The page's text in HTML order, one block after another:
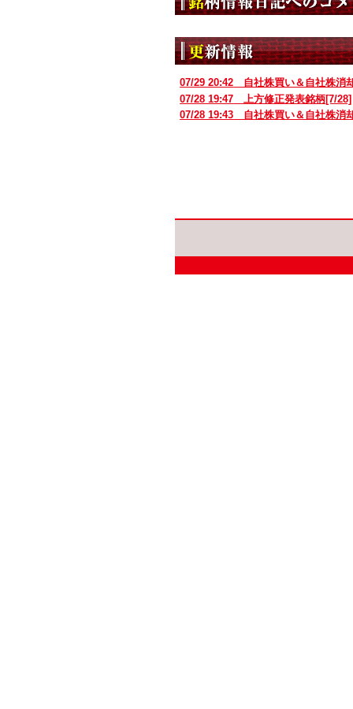
07/29 20:42 自社株買い＆自社株消
07/28 19:47 上方修正発表銘柄[7/28]
07/28 19:43 自社株買い＆自社株消